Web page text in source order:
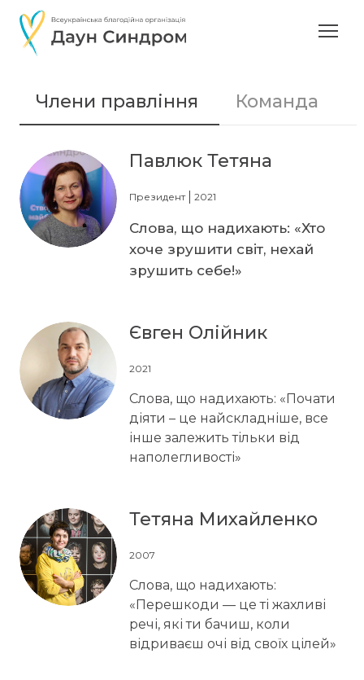
Члени правління Команда
Павлюк Тетяна
Президент 2021
Слова, що надихають: «Хто
хоче зрушити світ, нехай
зрушить себе!»
Євген Олійник
2021
Слова, що надихають: «Почати
діяти – це найскладніше, все
інше залежить тільки від
наполегливості»
Тетяна Михайленко
2007
Слова, що надихають:
«Перешкоди — це ті жахливі
речі, які ти бачиш, коли
відриваєш очі від своїх цілей»